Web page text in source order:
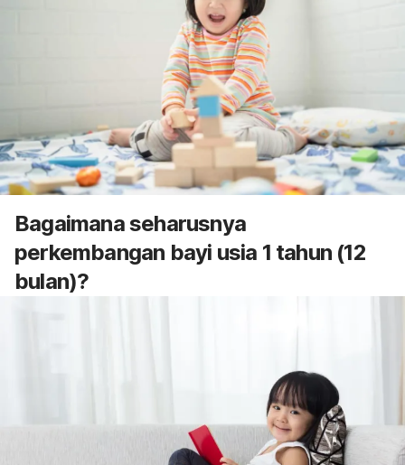
Bagaimana seharusnya
perkembangan bayi usia 1 tahun (12
bulan)?